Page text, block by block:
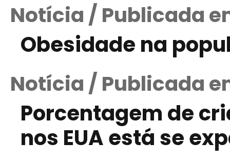
Notícia / Publicada
Obesidade na
Notícia / Publicada
Porcentagem de
nos EUA está se